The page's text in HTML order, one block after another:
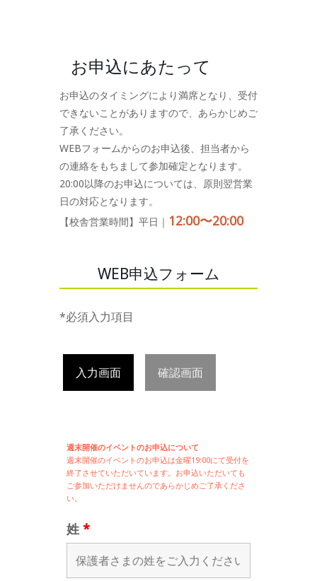
お申込にあたって
お申込のタイミングにより満席となり、受付
できないことがありますので、あらかじめご
了承ください。
WEBフォームからのお申込後、担当者から
の連絡をもちまして参加確定となります。
20:00以降のお申込については、原則翌営業
日の対応となります。
【校舎営業時間】平日｜ 12:00〜20:00
WEB申込フォーム
*必須入力項目
入力画面 確認画面
週末開催のイベントのお申込について
週末開催のイベントのお申込は金曜19:00にて受付を
終了させていただいています。お申込いただいても
ご参加いただけませんのであらかじめご了承くださ
い。
姓 *